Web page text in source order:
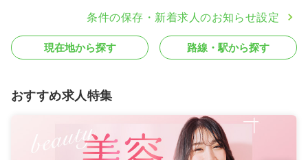
条件の保存・新着求人のお知らせ設定
現在地から探す 路線・駅から探す
おすすめ求人特集